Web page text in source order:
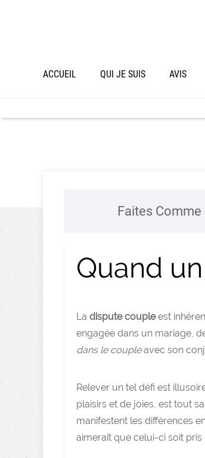
ACCUEIL QUI JE SUIS AVIS
Faites
Quand
La dispute coupleest
engagée dans un mariage,
dans le coupleavec son
Relever un tel défi est
plaisirs et de joies, est tout
manifestent les différences
aimerait que celui-ci soit pris